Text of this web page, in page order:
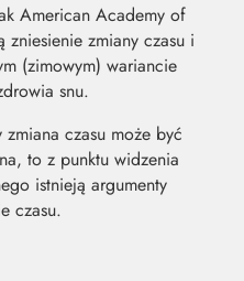
American Academy of
zmiany czasu i
(zimowym) wariancie
snu.
czasu może być
to z punktu widzenia
istnieją argumenty
czasu.